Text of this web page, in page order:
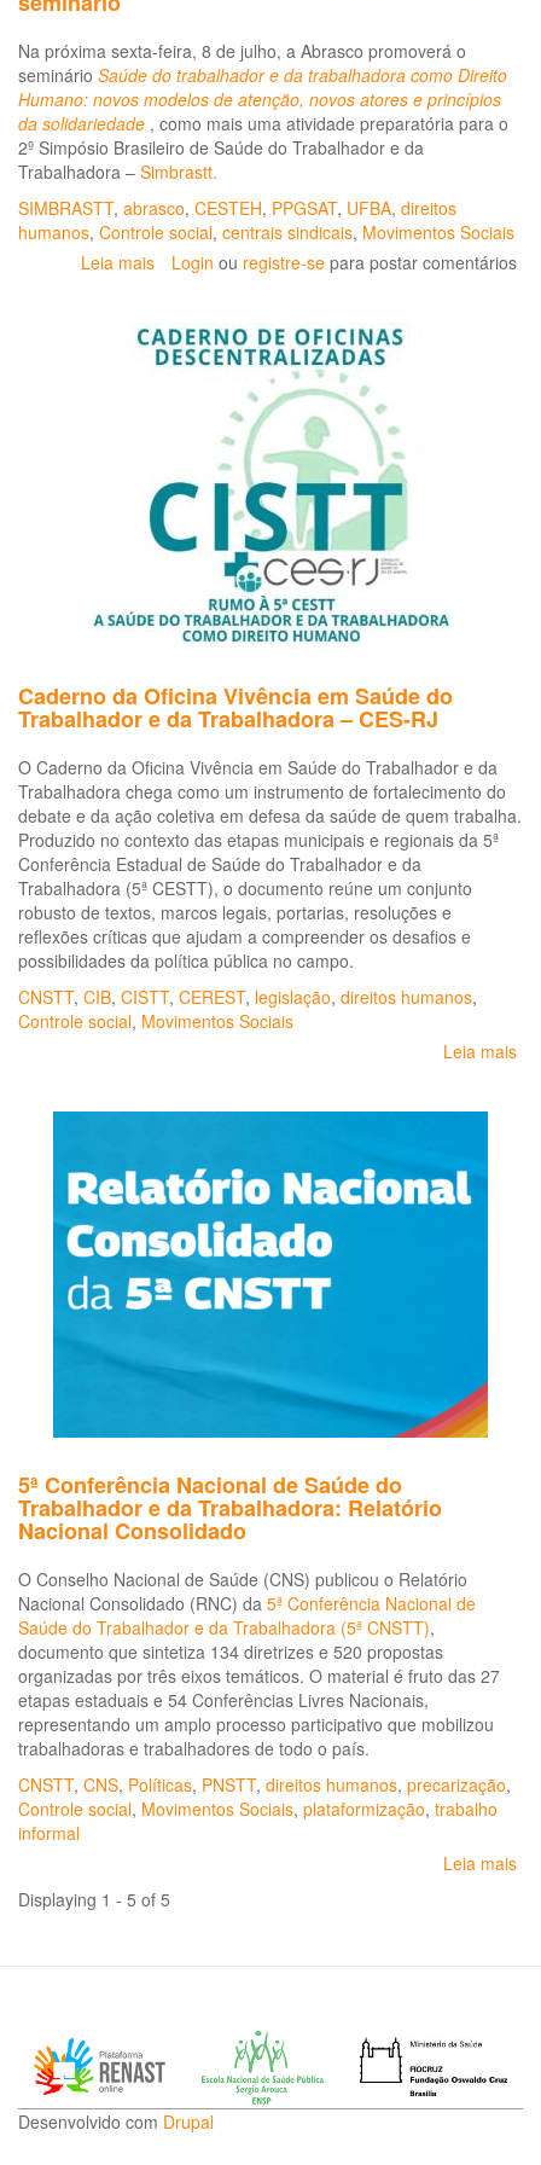
II
-
Saúde
do
Trabalhador
e
Controle
Social
Na próxima sexta-feira, 8 de julho, a Abrasco promoverá o
seminário Saúde do trabalhador e da trabalhadora como Direito
Humano: novos modelos de atenção, novos atores e princípios
da solidariedade , como mais uma atividade preparatória para o
2º Simpósio Brasileiro de Saúde do Trabalhador e da
Trabalhadora – Simbrastt.
SIMBRASTT, abrasco, CESTEH, PPGSAT, UFBA, direitos
humanos, Controle social, centrais sindicais, Movimentos Sociais
Leia mais sobre
do
trabalhador
trabalhadora
Direito
Humano
é
tema
seminário
Login ou registre-se para postar comentários
Caderno da Oficina Vivência em Saúde do
Trabalhador e da Trabalhadora – CES-RJ
O Caderno da Oficina Vivência em Saúde do Trabalhador e da
Trabalhadora chega como um instrumento de fortalecimento do
debate e da ação coletiva em defesa da saúde de quem trabalha.
Produzido no contexto das etapas municipais e regionais da 5ª
Conferência Estadual de Saúde do Trabalhador e da
Trabalhadora (5ª CESTT), o documento reúne um conjunto
robusto de textos, marcos legais, portarias, resoluções e
reflexões críticas que ajudam a compreender os desafios e
possibilidades da política pública no campo.
CNSTT, CIB, CISTT, CEREST, legislação, direitos humanos,
Controle social, Movimentos Sociais
Leia mais
5ª Conferência Nacional de Saúde do
Trabalhador e da Trabalhadora: Relatório
Nacional Consolidado
O Conselho Nacional de Saúde (CNS) publicou o Relatório
Nacional Consolidado (RNC) da 5ª Conferência Nacional de
Saúde do Trabalhador e da Trabalhadora (5ª CNSTT),
documento que sintetiza 134 diretrizes e 520 propostas
organizadas por três eixos temáticos. O material é fruto das 27
etapas estaduais e 54 Conferências Livres Nacionais,
representando um amplo processo participativo que mobilizou
trabalhadoras e trabalhadores de todo o país.
CNSTT, CNS, Políticas, PNSTT, direitos humanos, precarização,
Controle social, Movimentos Sociais, plataformização, trabalho
informal
Leia mais
de
Displaying 1 - 5 of 5
Desenvolvido com Drupal